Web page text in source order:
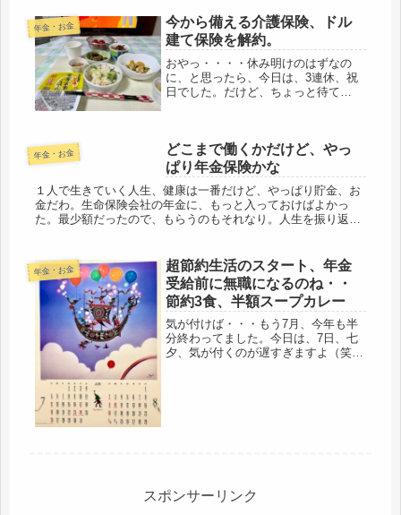
険を収めてきた一人の女の40年余りの
現実。さて、これを多いと思うか、
少...
年金・お金
今から備える介護保険、ドル
建て保険を解約。
おやっ・・・・休み明けのはずなの
に、と思ったら、今日は、3連休、祝
日でした。だけど、ちょっと待て
不仲な夫は、ズル休みにした様子。雨
続きで、...
年金・お金
どこまで働くかだけど、やっ
ぱり年金保険かな
１人で生きていく人生、健康は一番だけど、やっぱり貯金、お
金だわ。生命保険会社の年金に、もっと入っておけばよかっ
た。最少額だったので、もらうのもそれなり。人生を振り返っ
年金・お金
超節約生活のスタート、年金
受給前に無職になるのね・・
節約3食、半額スープカレー
気が付けば・・・もう7月、今年も半
分終わってました。今日は、7日、七
夕、気が付くのが遅すぎますよ（笑）
スポンサーリンク